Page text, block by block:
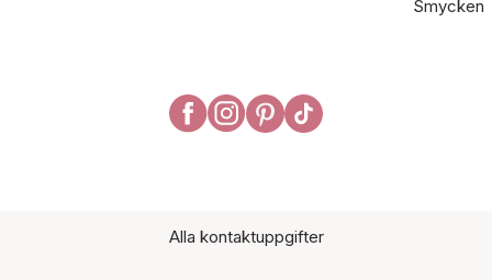
Smycken
Alla kontaktuppgifter